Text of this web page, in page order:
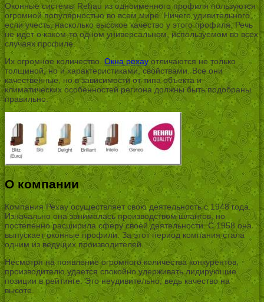
Оконные системы Rehau из одноименного профиля пользуются
огромной популярностью во всем мире. Ничего удивительного,
если учесть, насколько высокое качество у этого профиля. Речь
не идет о каком-то одном универсальном, используемом во всех
случаях профиле.
Их огромное количество. Окна рехауотличаются не только
толщиной, но и характеристиками, свойствами. Все они
качественные, но в зависимости от типа объекта и
климатических особенностей региона должны быть подобраны
правильно.
О компании
Компания Рехау осуществляет свою деятельность с 1948 года.
Изначально она занималась производством шлангов, но
постепенно расширила сферу своей деятельности. С 1958 она
выпускает оконные профили. За этот период компания стала
одним из ведущих производителей.
Несмотря на появление огромного количества конкурентов,
производителю удается спокойно удерживать лидирующие
позиции в рейтинге. Это неудивительно, ведь качество на
высоте.